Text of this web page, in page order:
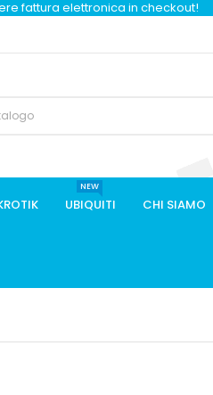
fattura elettronica in checkout!
UBIQUITI
NEW
CHI SIAMO